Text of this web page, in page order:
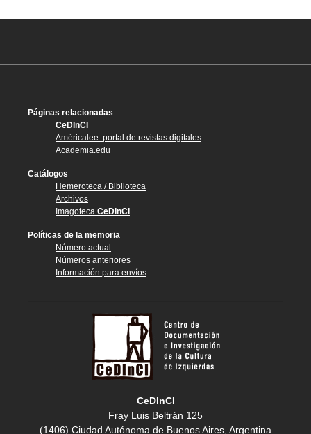
Páginas relacionadas
CeDInCI
Américalee: portal de revistas digitales
Academia.edu
Catálogos
Hemeroteca / Biblioteca
Archivos
Imagoteca CeDInCI
Políticas de la memoria
Número actual
Números anteriores
Información para envíos
CeDInCI
Fray Luis Beltrán 125
(1406) Ciudad Autónoma de Buenos Aires, Argentina